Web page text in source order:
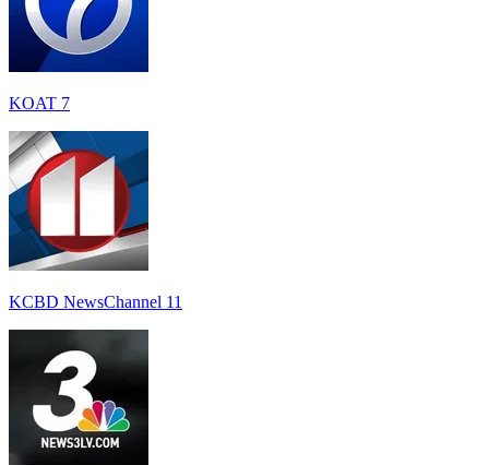
KOAT 7
KCBD NewsChannel 11